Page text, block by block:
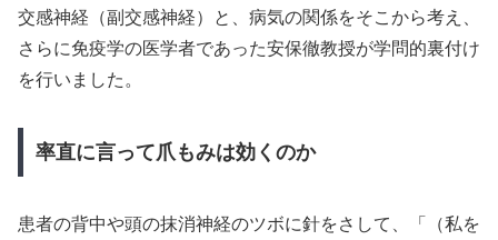
交感神経（副交感神経）と、病気の関係をそこから考え、
さらに免疫学の医学者であった安保徹教授が学問的裏付け
を行いました。
率直に言って爪もみは効くのか
患者の背中や頭の抹消神経のツボに針をさして、「（私を